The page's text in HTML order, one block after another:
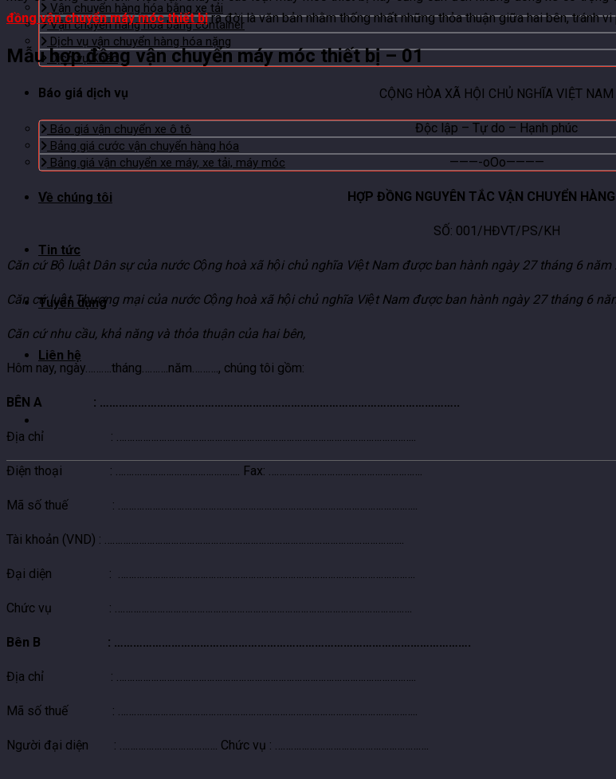
Vận chuyển hàng hóa bằng xe tải
Vận chuyển hàng hóa bằng container
Dịch vụ vận chuyển hàng hóa nặng
Dịch vụ Khác
Báo giá dịch vụ
Báo giá vận chuyển xe ô tô
Bảng giá cước vận chuyển hàng hóa
Bảng giá vận chuyển xe máy, xe tải, máy móc
Về chúng tôi
Tin tức
Tuyển dụng
Liên hệ
đồng vận chuyển máy móc thiết bịra đời là văn bản nhằm thống nhất những thỏa thuận giữa hai bên, tránh
Mẫu hợp đồng vận chuyển máy móc thiết bị – 01
CỘNG HÒA XÃ HỘI CHỦ NGHĨA VIỆT NAM
Độc lập – Tự do – Hạnh phúc
———-oOo————
HỢP ĐỒNG NGUYÊN TẮC VẬN CHUYỂN
SỐ: 001/HĐVT/PS/KH
Căn cứ Bộ luật Dân sự của nước Cộng hoà xã hội chủ nghĩa Việt Nam được ban hành ngày 27 tháng 6 năm
Căn cứ luật Thương mại của nước Cộng hoà xã hội chủ nghĩa Việt Nam được ban hành ngày 27 tháng 6
Căn cứ nhu cầu, khả năng và thỏa thuận của hai bên,
Hôm nay, ngày……….tháng……….năm………., chúng tôi gồm:
BÊN A : …………………………………………………………………………………………………..
Địa chỉ : …………………………………………………………………………………………………..
Điện thoại : ……………………………………….. Fax: ………………………………………………….
Mã số thuế : …………………………………………………………………………………………………..
Tài khoản (VND) : …………………………………………………………………………………………………..
Đại diện : ………………………………………………………………………………………………….
Chức vụ : ………………………………………………………………………………………………….
Bên B : ………………………………………………………………………………………………….
Địa chỉ : …………………………………………………………………………………………………..
Mã số thuế : …………………………………………………………………………………………………..
Người đại diện : ………………………………. Chức vụ : ………………………………………………….